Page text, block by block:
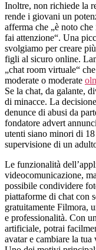
Inoltre, non richiede la
rende i giovani un
afferma che „è noto
fai attenzione“. Una
svolgiamo per creare
figli al sicuro online.
„chat room virtuale“
moderate o moderate
Se la chat, da galante,
di minacce. La
denunce di abusi da
fondatore advert
utenti siano minori di
supervisione di un
Le funzionalità
videocomunicazione,
possibile condividere
piattaforme di chat con
gratuitamente Filmora,
e professionalità. Con
artificiale, potrai
avatar e cambiare la